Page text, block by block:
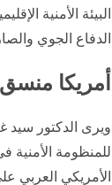
البيئة الأمنية
الدفاع الجوي
أمريكا
ويرى الدكتور سيد
للمنظومة الأمنية
الأمريكي العربي